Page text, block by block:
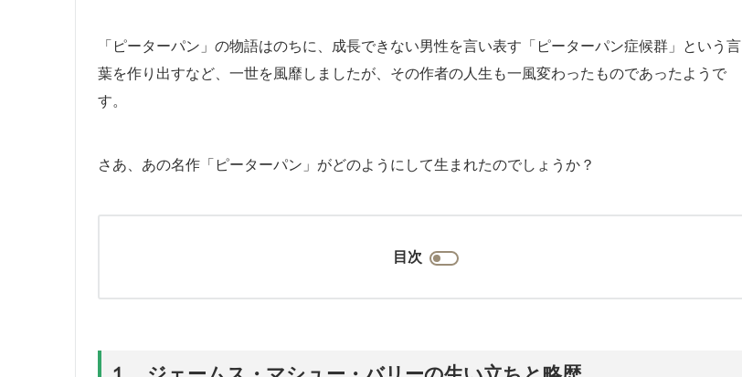
「ピーターパン」の物語はのちに、成長できない男性を言い表す「ピーターパン症候群」という言
葉を作り出すなど、一世を風靡しましたが、その作者の人生も一風変わったものであったようで
す。
さあ、あの名作「ピーターパン」がどのようにして生まれたのでしょうか？
目次